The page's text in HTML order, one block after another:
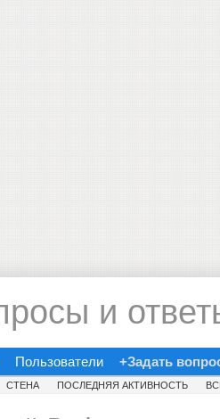
и
Пользователи +Задать
СТЕНА ПОСЛЕДНЯЯ АКТИВНОСТЬ